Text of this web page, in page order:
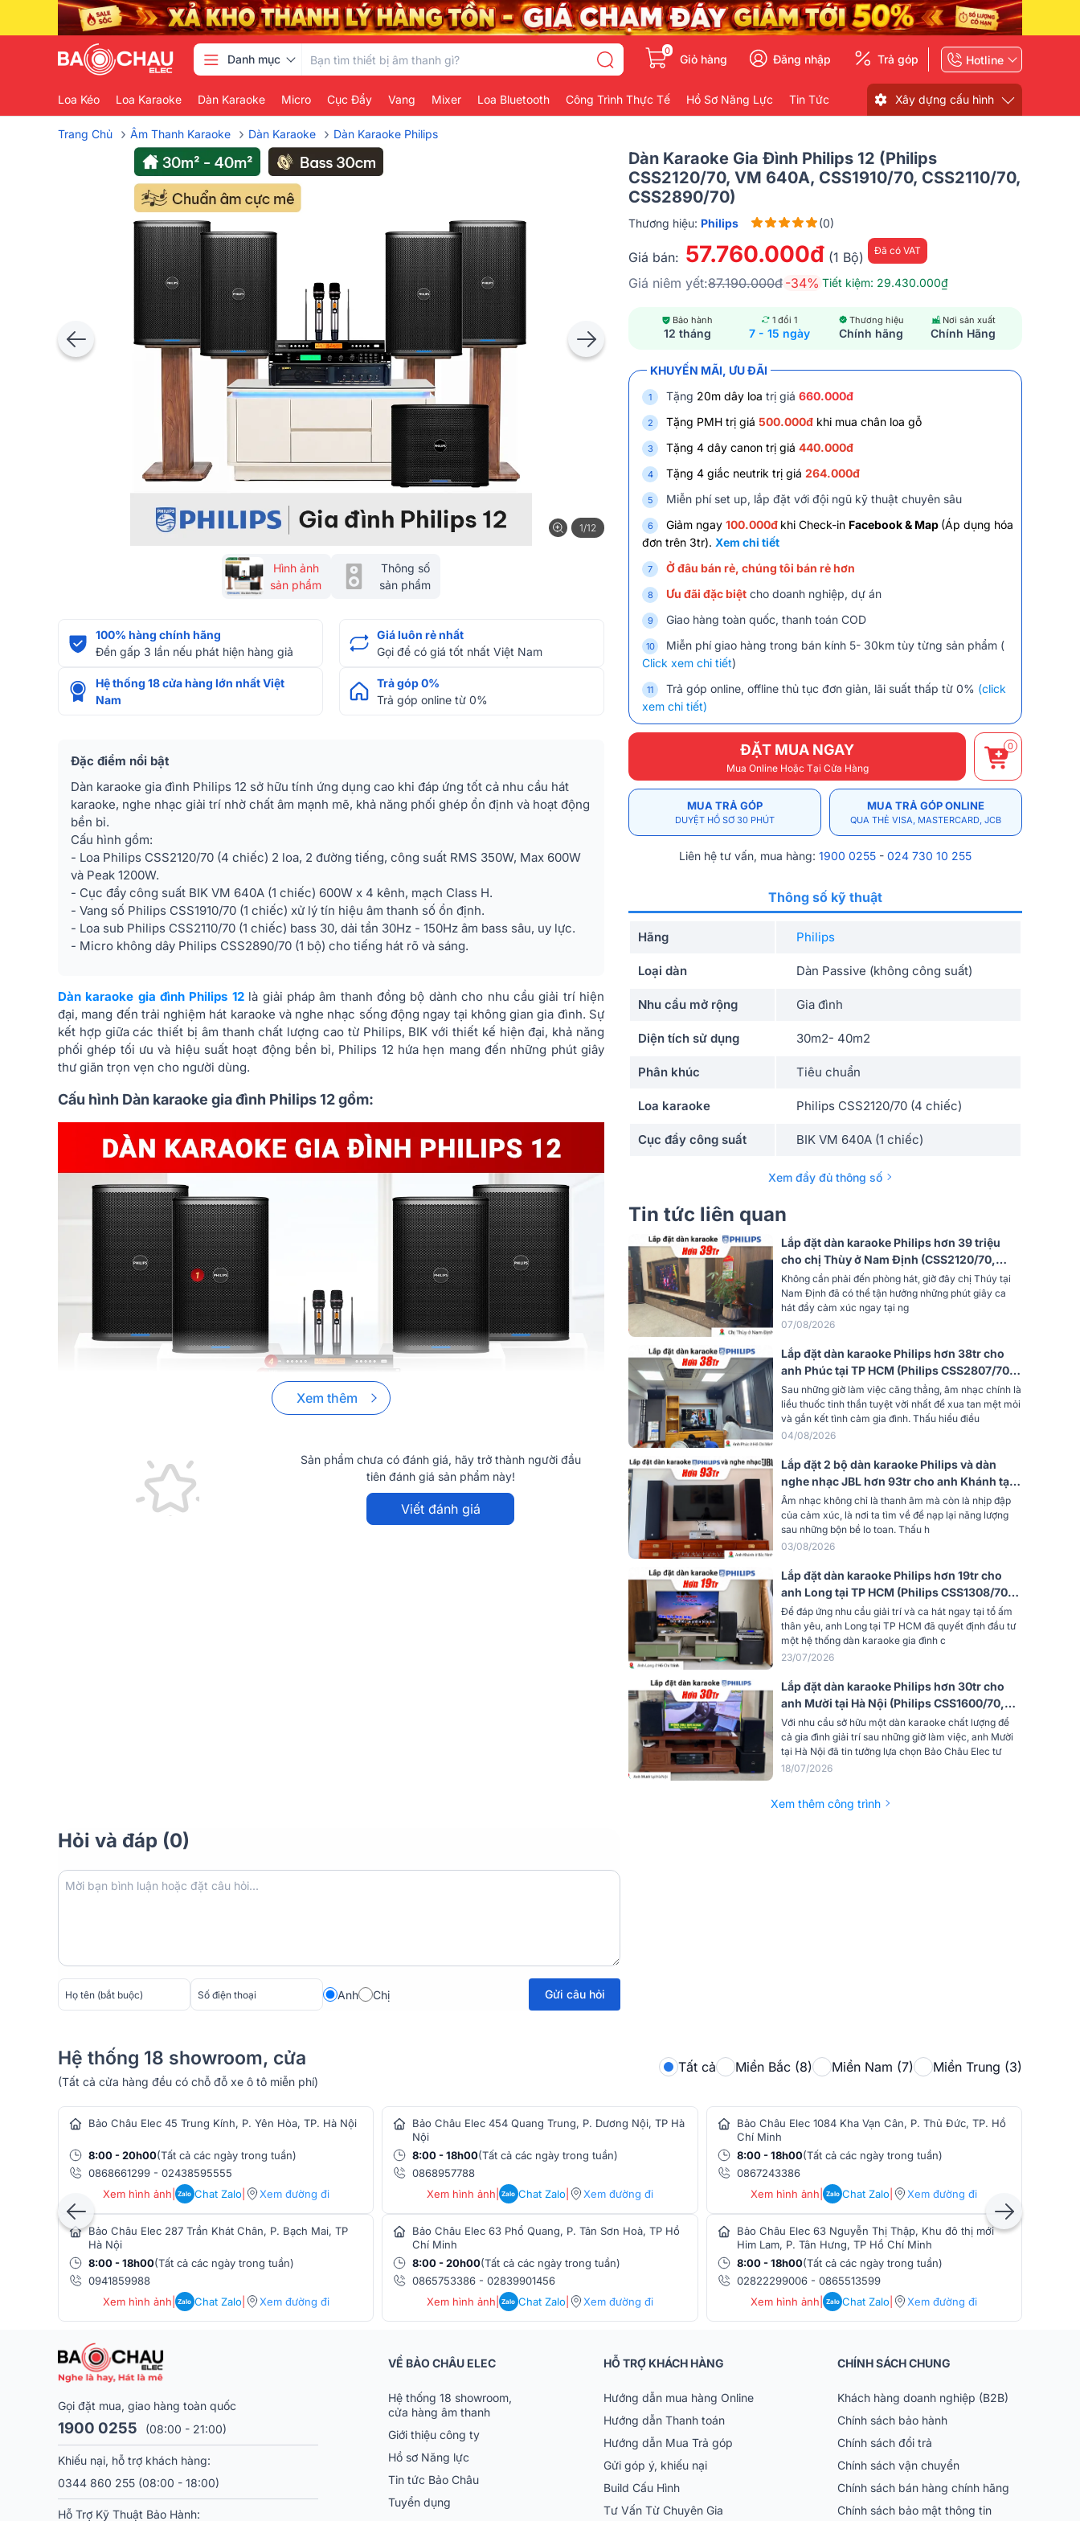
Danh mục
0
Giỏ hàng Đăng nhập Trả góp Hotline
Loa Kéo Loa Karaoke Dàn Karaoke Micro Cục Đẩy Vang Mixer Loa Bluetooth Công Trình Thực Tế Hồ Sơ Năng Lực Tin Tức Xây dựng cấu hình
Trang Chủ › Âm Thanh Karaoke › Dàn Karaoke › Dàn Karaoke Philips
1/12
Hình ảnh
sản phẩm
Thông số
sản phẩm
100% hàng chính hãng
Đền gấp 3 lần nếu phát hiện hàng giả
Giá luôn rẻ nhất
Gọi để có giá tốt nhất Việt Nam
Hệ thống 18 cửa hàng lớn nhất Việt
Nam
Trả góp 0%
Trả góp online từ 0%
Đặc điểm nổi bật
Dàn karaoke gia đình Philips 12 sở hữu tính ứng dụng cao khi đáp ứng tốt cả nhu cầu hát
karaoke, nghe nhạc giải trí nhờ chất âm mạnh mẽ, khả năng phối ghép ổn định và hoạt động
bền bỉ.
Cấu hình gồm:
- Loa Philips CSS2120/70 (4 chiếc) 2 loa, 2 đường tiếng, công suất RMS 350W, Max 600W
và Peak 1200W.
- Cục đẩy công suất BIK VM 640A (1 chiếc) 600W x 4 kênh, mạch Class H.
- Vang số Philips CSS1910/70 (1 chiếc) xử lý tín hiệu âm thanh số ổn định.
- Loa sub Philips CSS2110/70 (1 chiếc) bass 30, dải tần 30Hz - 150Hz âm bass sâu, uy lực.
- Micro không dây Philips CSS2890/70 (1 bộ) cho tiếng hát rõ và sáng.
Dàn karaoke gia đình Philips 12là giải pháp âm thanh đồng bộ dành cho nhu cầu giải trí hiện
đại, mang đến trải nghiệm hát karaoke và nghe nhạc sống động ngay tại không gian gia đình. Sự
kết hợp giữa các thiết bị âm thanh chất lượng cao từ Philips, BIK với thiết kế hiện đại, khả năng
phối ghép tối ưu và hiệu suất hoạt động bền bỉ, Philips 12 hứa hẹn mang đến những phút giây
thư giãn trọn vẹn cho người dùng.
Cấu hình Dàn karaoke gia đình Philips 12 gồm:
Sản phẩm sở hữu công suất RMS 350W, công suất tối đa 600W và Peak lên tới 1200W giúp đáp
ứng tốt cho karaoke, hội trường hay sân khấu nhỏ. Độ nhạy cao 97dB giúp loa hoạt động hiệu
Dải tần rộng từ 40Hz – 21kHz hỗ trợ tái tạo đầy đủ từ âm bass sâu đến dải treble trong trẻo.
Ngoài ra, góc phủ âm 70° x 60° giúp âm thanh lan tỏa đồng đều trong không gian rộng, mang lại
trải nghiệm nghe rõ ràng và mạnh mẽ hơn.
=> Xem chi tiết:Loa Philips CSS2120/70
Cục đẩy công suất BIK VM 640A
Xem thêm
Sản phẩm chưa có đánh giá, hãy trở thành người đầu
tiên đánh giá sản phẩm này!
Viết đánh giá
Dàn Karaoke Gia Đình Philips 12 (Philips
CSS2120/70, VM 640A, CSS1910/70, CSS2110/70,
CSS2890/70)
Thương hiệu: Philips (0)
Giá bán: 57.760.000đ (1 Bộ) Đã có VAT
Giá niêm yết:87.190.000đ -34% Tiết kiệm: 29.430.000₫
Bảo hành
12 tháng
1 đổi 1
7 - 15 ngày
Thương hiệu
Chính hãng
Nơi sản xuất
Chính Hãng
KHUYẾN MÃI, ƯU ĐÃI
Tặng 20m dây loa trị giá 660.000đ
Tặng PMH trị giá 500.000đ khi mua chân loa gỗ
Tặng 4 dây canon trị giá 440.000đ
Tặng 4 giắc neutrik trị giá 264.000đ
Miễn phí set up, lắp đặt với đội ngũ kỹ thuật chuyên sâu
Giảm ngay 100.000đ khi Check-in Facebook & Map (Áp dụng hóa
đơn trên 3tr). Xem chi tiết
Ở đâu bán rẻ, chúng tôi bán rẻ hơn
Ưu đãi đặc biệt cho doanh nghiệp, dự án
Giao hàng toàn quốc, thanh toán COD
Miễn phí giao hàng trong bán kính 5- 30km tùy từng sản phẩm (
Click xem chi tiết)
Trả góp online, offline thủ tục đơn giản, lãi suất thấp từ 0% (click
xem chi tiết)
ĐẶT MUA NGAY
Mua Online Hoặc Tại Cửa Hàng
0
MUA TRẢ GÓP
DUYỆT HỒ SƠ 30 PHÚT
MUA TRẢ GÓP ONLINE
QUA THẺ VISA, MASTERCARD, JCB
Liên hệ tư vấn, mua hàng: 1900 0255 - 024 730 10 255
Thông số kỹ thuật
Hãng Philips
Loại dàn Dàn Passive (không công suất)
Nhu cầu mở rộng Gia đình
Diện tích sử dụng 30m2- 40m2
Phân khúc Tiêu chuẩn
Loa karaoke Philips CSS2120/70 (4 chiếc)
Cục đẩy công suất BIK VM 640A (1 chiếc)
Philips CSS1910/70 (1 chiếc)
Loa sub
Micro không dây Philips CSS2890/70 (1 bộ)
Xem đầy đủ thông số
Tin tức liên quan
Lắp đặt dàn karaoke Philips hơn 39 triệu
cho chị Thùy ở Nam Định (CSS2120/70,
CSS1917/70, CSS1910/70, CSS2890/70,
CSS2110/70)
Không cần phải đến phòng hát, giờ đây chị Thúy tại
Nam Định đã có thể tận hưởng những phút giây ca
hát đầy cảm xúc ngay tại ng
07/08/2026
Lắp đặt dàn karaoke Philips hơn 38tr cho
anh Phúc tại TP HCM (Philips CSS2807/70,
CSS1917/70, CSS3751/70, CSS2110/70,
CSS3331/70)
Sau những giờ làm việc căng thẳng, âm nhạc chính là
liều thuốc tinh thần tuyệt vời nhất để xua tan mệt mỏi
và gắn kết tình cảm gia đình. Thấu hiểu điều
04/08/2026
Lắp đặt 2 bộ dàn karaoke Philips và dàn
nghe nhạc JBL hơn 93tr cho anh Khánh tại
Bắc Ninh (Philips CSS1600/70, CSS5561/70,
CSS3752/70, CSS3331/70)
Âm nhạc không chỉ là thanh âm mà còn là nhịp đập
của cảm xúc, là nơi ta tìm về để nạp lại năng lượng
sau những bộn bề lo toan. Thấu h
03/08/2026
Lắp đặt dàn karaoke Philips hơn 19tr cho
anh Long tại TP HCM (Philips CSS1308/70,
Bksound DP3600, Bksound SW212, BCE
U900 Plus X)
Để đáp ứng nhu cầu giải trí và ca hát ngay tại tổ ấm
thân yêu, anh Long tại TP HCM đã quyết định đầu tư
một hệ thống dàn karaoke gia đình c
23/07/2026
Lắp đặt dàn karaoke Philips hơn 30tr cho
anh Mười tại Hà Nội (Philips CSS1600/70,
CSS5561/70, CSS3752/70, CSS2110/70,
CSS3331/70)
Với nhu cầu sở hữu một dàn karaoke chất lượng để
cả gia đình giải trí sau những giờ làm việc, anh Mười
tại Hà Nội đã tin tưởng lựa chọn Bảo Châu Elec tư
18/07/2026
Xem thêm công trình
Hỏi và đáp (0)
Anh Chị Gửi câu hỏi
Hệ thống 18 showroom, cửa
hàng âm thanh
(Tất cả cửa hàng đều có chỗ đỗ xe ô tô miễn phí)
Tất cả Miền Bắc (8) Miền Nam (7) Miền Trung (3)
Bảo Châu Elec 45 Trung Kính, P. Yên Hòa, TP. Hà Nội
8:00 - 20h00(Tất cả các ngày trong tuần)
0868661299 - 02438595555
Xem hình ảnh
Zalo Chat Zalo| Xem đường đi
Bảo Châu Elec 287 Trần Khát Chân, P. Bạch Mai, TP
Hà Nội
8:00 - 18h00(Tất cả các ngày trong tuần)
0941859988
Xem hình ảnh
Zalo Chat Zalo| Xem đường đi
Bảo Châu Elec 454 Quang Trung, P. Dương Nội, TP Hà
Nội
8:00 - 18h00(Tất cả các ngày trong tuần)
0868957788
Xem hình ảnh
Zalo Chat Zalo| Xem đường đi
Bảo Châu Elec 63 Phổ Quang, P. Tân Sơn Hoà, TP Hồ
Chí Minh
8:00 - 20h00(Tất cả các ngày trong tuần)
0865753386 -02839901456
Xem hình ảnh
Zalo Chat Zalo| Xem đường đi
Bảo Châu Elec 1084 Kha Vạn Cân, P. Thủ Đức, TP. Hồ
Chí Minh
8:00 - 18h00(Tất cả các ngày trong tuần)
0867243386
Xem hình ảnh | Zalo Chat Zalo Xem đường đi
Bảo Châu Elec 63 Nguyễn Thị Thập, Khu đô thị mới
Him Lam, P. Tân Hưng, TP Hồ Chí Minh
8:00 - 18h00(Tất cả các ngày trong tuần)
02822299006- 0865513599
Xem hình ảnh | Zalo Chat Zalo Xem đường đi
Gọi đặt mua, giao hàng toàn quốc
1900 0255 (08:00 - 21:00)
Khiếu nại, hỗ trợ khách hàng:
0344 860 255 (08:00 - 18:00)
Hỗ Trợ Kỹ Thuật Bảo Hành:
VỀ BẢO CHÂU ELEC
Hệ thống 18 showroom,
cửa hàng âm thanh
Giới thiệu công ty
Hồ sơ Năng lực
Tin tức Bảo Châu
Tuyển dụng
HỖ TRỢ KHÁCH HÀNG
Hướng dẫn mua hàng Online
Hướng dẫn Thanh toán
Hướng dẫn Mua Trả góp
Gửi góp ý, khiếu nại
Build Cấu Hình
Tư Vấn Từ Chuyên Gia
CHÍNH SÁCH CHUNG
Khách hàng doanh nghiệp (B2B)
Chính sách bảo hành
Chính sách đổi trả
Chính sách vận chuyển
Chính sách bán hàng chính hãng
Chính sách bảo mật thông tin